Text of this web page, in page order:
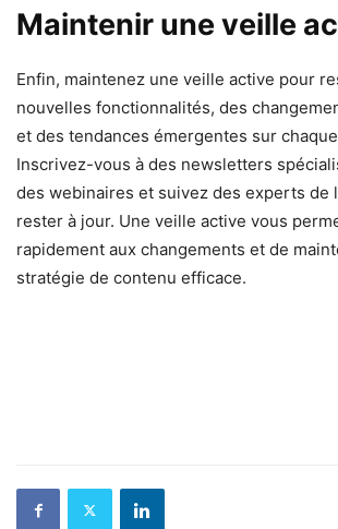
Maintenir une veille
Enfin, maintenez une veille active pour
nouvelles fonctionnalités, des
et des tendances émergentes sur
Inscrivez-vous à des newsletters
des webinaires et suivez des experts de
rester à jour. Une veille active vous
rapidement aux changements et de
stratégie de contenu efficace.